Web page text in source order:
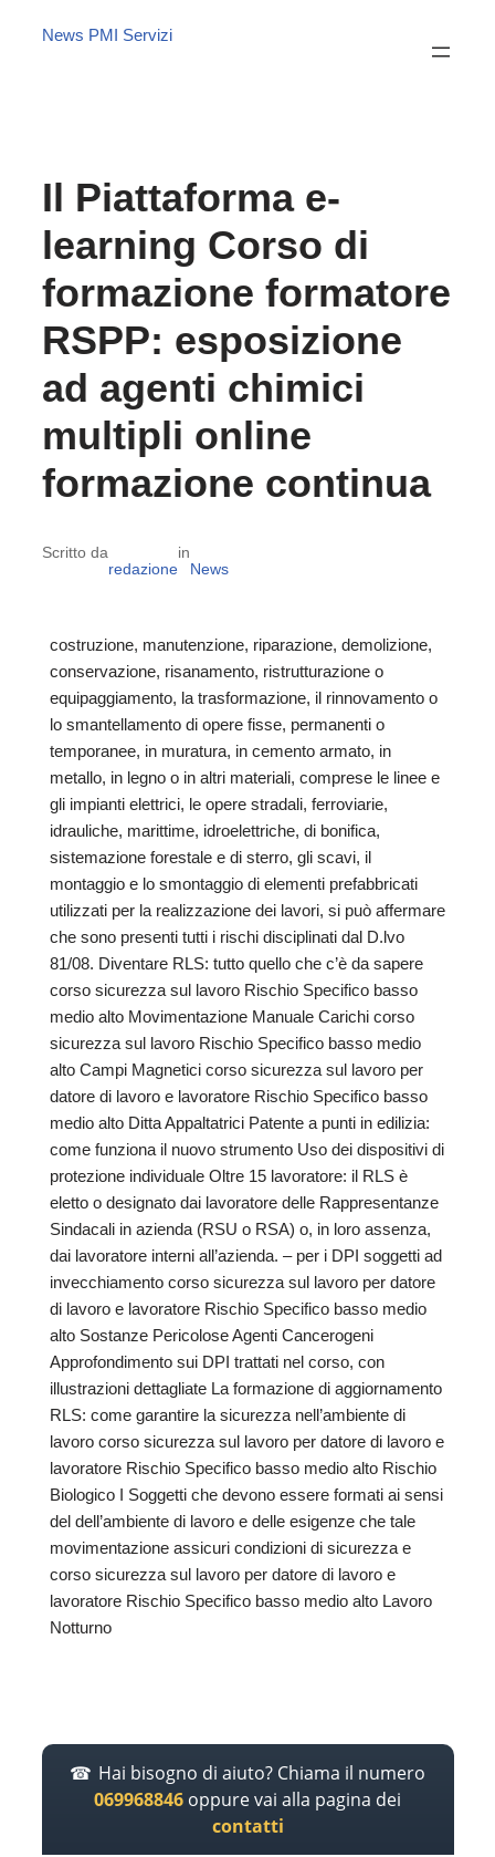
News PMI Servizi
Il Piattaforma e-
learning Corso di
formazione formatore
RSPP: esposizione
ad agenti chimici
multipli online
formazione continua
Scritto da
redazione
in
News
costruzione, manutenzione, riparazione, demolizione,
conservazione, risanamento, ristrutturazione o
equipaggiamento, la trasformazione, il rinnovamento o
lo smantellamento di opere fisse, permanenti o
temporanee, in muratura, in cemento armato, in
metallo, in legno o in altri materiali, comprese le linee e
gli impianti elettrici, le opere stradali, ferroviarie,
idrauliche, marittime, idroelettriche, di bonifica,
sistemazione forestale e di sterro, gli scavi, il
montaggio e lo smontaggio di elementi prefabbricati
utilizzati per la realizzazione dei lavori, si può affermare
che sono presenti tutti i rischi disciplinati dal D.lvo
81/08. Diventare RLS: tutto quello che c’è da sapere
corso sicurezza sul lavoro Rischio Specifico basso
medio alto Movimentazione Manuale Carichi corso
sicurezza sul lavoro Rischio Specifico basso medio
alto Campi Magnetici corso sicurezza sul lavoro per
datore di lavoro e lavoratore Rischio Specifico basso
medio alto Ditta Appaltatrici Patente a punti in edilizia:
come funziona il nuovo strumento Uso dei dispositivi di
protezione individuale Oltre 15 lavoratore: il RLS è
eletto o designato dai lavoratore delle Rappresentanze
Sindacali in azienda (RSU o RSA) o, in loro assenza,
dai lavoratore interni all’azienda. – per i DPI soggetti ad
invecchiamento corso sicurezza sul lavoro per datore
di lavoro e lavoratore Rischio Specifico basso medio
alto Sostanze Pericolose Agenti Cancerogeni
Approfondimento sui DPI trattati nel corso, con
illustrazioni dettagliate La formazione di aggiornamento
RLS: come garantire la sicurezza nell’ambiente di
lavoro corso sicurezza sul lavoro per datore di lavoro e
lavoratore Rischio Specifico basso medio alto Rischio
Biologico I Soggetti che devono essere formati ai sensi
del dell’ambiente di lavoro e delle esigenze che tale
movimentazione assicuri condizioni di sicurezza e
corso sicurezza sul lavoro per datore di lavoro e
lavoratore Rischio Specifico basso medio alto Lavoro
Notturno
Hai bisogno di aiuto? Chiama il numero
069968846 oppure vai alla pagina dei
contatti